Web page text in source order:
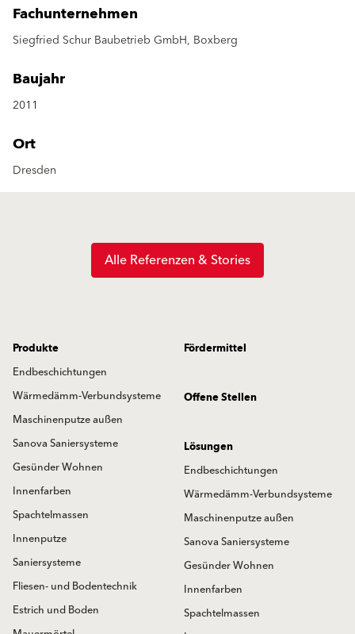
Fachunternehmen
Siegfried Schur Baubetrieb GmbH, Boxberg
Baujahr
2011
Ort
Dresden
Alle Referenzen & Stories
Produkte
Endbeschichtungen
Wärmedämm-Verbundsysteme
Maschinenputze außen
Sanova Saniersysteme
Gesünder Wohnen
Innenfarben
Spachtelmassen
Innenputze
Saniersysteme
Fliesen- und Bodentechnik
Estrich und Boden
Fördermittel
Offene Stellen
Lösungen
Endbeschichtungen
Wärmedämm-Verbundsysteme
Maschinenputze außen
Sanova Saniersysteme
Gesünder Wohnen
Innenfarben
Spachtelmassen